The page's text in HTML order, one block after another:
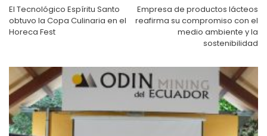
entradas
El Tecnológico Espíritu Santo
obtuvo la Copa Culinaria en el
Horeca Fest
Empresa de productos lácteos
reafirma su compromiso con el
medio ambiente y la
sostenibilidad